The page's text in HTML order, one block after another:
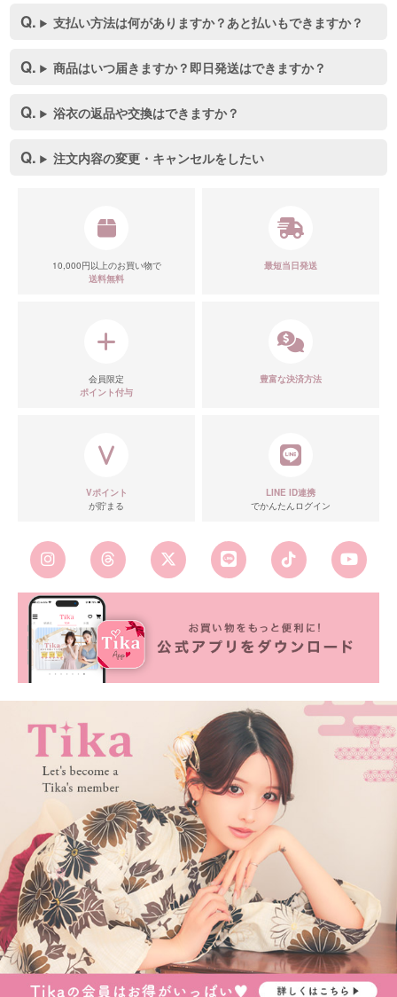
支払い方法は何がありますか？あと払いもできますか？
商品はいつ届きますか？即日発送はできますか？
浴衣の返品や交換はできますか？
注文内容の変更・キャンセルをしたい
10,000円以上のお買い物で
送料無料
最短当日発送
会員限定
ポイント付与
豊富な決済方法
Vポイント
が貯まる
LINE ID連携
でかんたんログイン